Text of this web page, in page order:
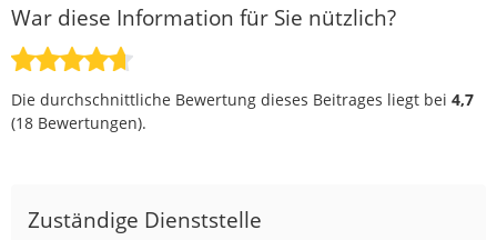
War diese Information für Sie nützlich?
Die durchschnittliche Bewertung dieses Beitrages liegt bei 4,7
(18 Bewertungen).
Zuständige Dienststelle